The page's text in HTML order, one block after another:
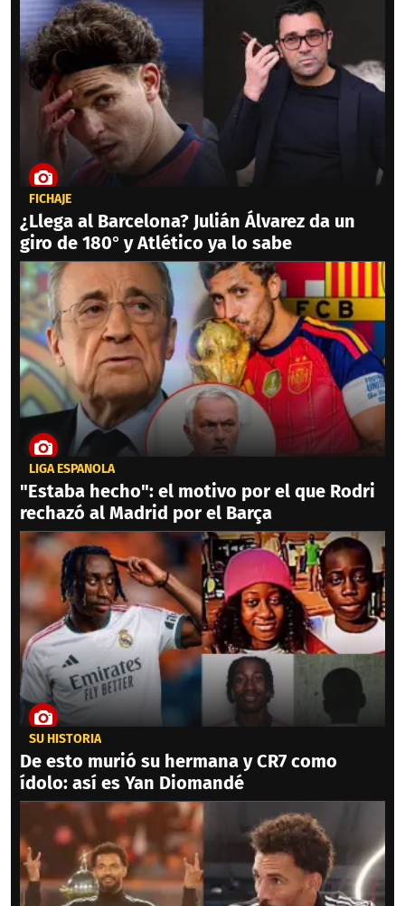
FICHAJE
¿Llega al Barcelona? Julián Álvarez da un
giro de 180° y Atlético ya lo sabe
LIGA ESPAÑOLA
"Estaba hecho": el motivo por el que Rodri
rechazó al Madrid por el Barça
SU HISTORIA
De esto murió su hermana y CR7 como
ídolo: así es Yan Diomandé